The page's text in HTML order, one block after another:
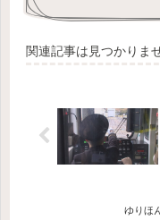
関連記事は見つかりま
ゆりほ